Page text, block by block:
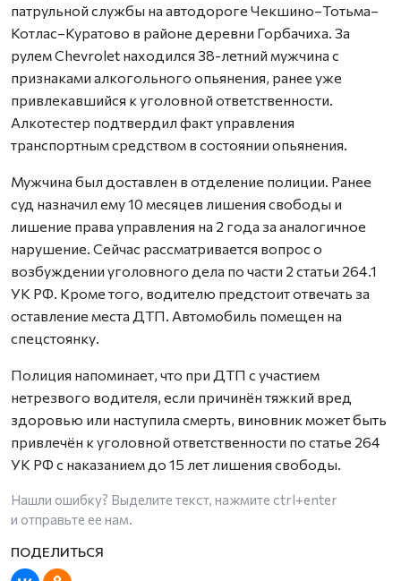
патрульной службы на автодороге Чекшино–Тотьма–
Котлас–Куратово в районе деревни Горбачиха. За
рулем Chevrolet находился 38-летний мужчина с
признаками алкогольного опьянения, ранее уже
привлекавшийся к уголовной ответственности.
Алкотестер подтвердил факт управления
транспортным средством в состоянии опьянения.
Мужчина был доставлен в отделение полиции. Ранее
суд назначил ему 10 месяцев лишения свободы и
лишение права управления на 2 года за аналогичное
нарушение. Сейчас рассматривается вопрос о
возбуждении уголовного дела по части 2 статьи 264.1
УК РФ. Кроме того, водителю предстоит отвечать за
оставление места ДТП. Автомобиль помещен на
спецстоянку.
Полиция напоминает, что при ДТП с участием
нетрезвого водителя, если причинён тяжкий вред
здоровью или наступила смерть, виновник может быть
привлечён к уголовной ответственности по статье 264
УК РФ с наказанием до 15 лет лишения свободы.
Нашли ошибку? Выделите текст, нажмите ctrl+enter
и отправьте ее нам.